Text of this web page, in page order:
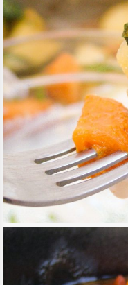
TEPSIS
TOVÁBB OLVASOM